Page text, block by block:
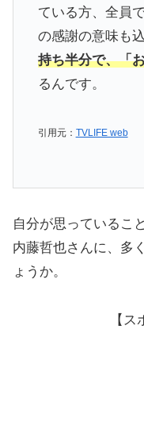
ている方、全員
の感謝の意味も込
持ち半分で、「
るんです。
引用元： TVLIFE web
自分が思っているこ
内藤哲也さんに、多
ょうか。
【